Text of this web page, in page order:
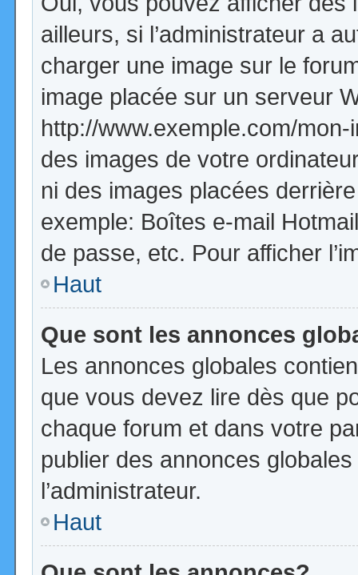
ailleurs, si l’administrateur a
charger une image sur le
image placée sur un serveur
http://www.exemple.com/
des images de votre
ni des images placées
exemple: Boîtes e-mail
de passe, etc. Pour afficher
Haut
Que sont les annonces
Les annonces globales
que vous devez lire dès que
chaque forum et dans votre
publier des annonces
l’administrateur.
Haut